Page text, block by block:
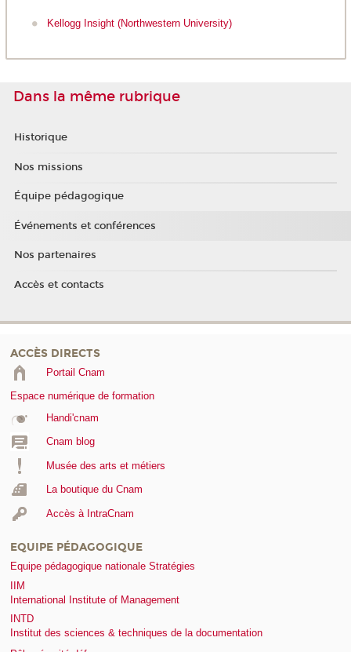
Kellogg Insight (Northwestern University)
Dans la même rubrique
Historique
Nos missions
Équipe pédagogique
Événements et conférences
Nos partenaires
Accès et contacts
ACCÈS DIRECTS
Portail Cnam
Espace numérique de formation
Handi'cnam
Cnam blog
Musée des arts et métiers
La boutique du Cnam
Accès à IntraCnam
EQUIPE PÉDAGOGIQUE
Equipe pédagogique nationale Stratégies
IIM
International Institute of Management
INTD
Institut des sciences & techniques de la documentation